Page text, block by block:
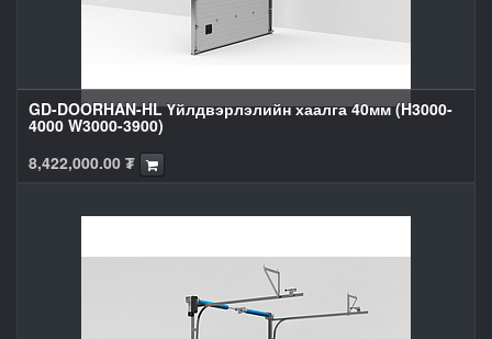
GD-DOORHAN-HL Үйлдвэрлэлийн хаалга 40мм (H3000-
4000 W3000-3900)
8,422,000.00 ₮